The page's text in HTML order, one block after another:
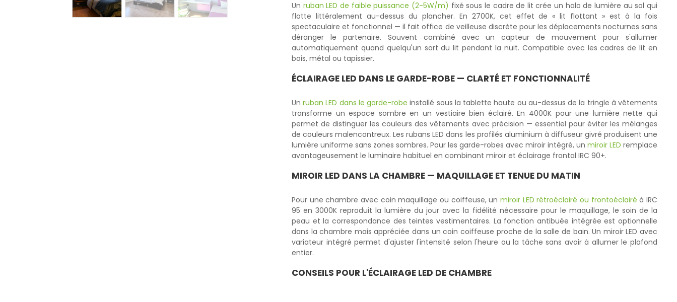
Un ruban LED de faible puissance (2-5W/m) fixé sous le cadre de lit crée un halo de lumière au sol qui
flotte littéralement au-dessus du plancher. En 2700K, cet effet de « lit flottant » est à la fois
spectaculaire et fonctionnel — il fait office de veilleuse discrète pour les déplacements nocturnes sans
déranger le partenaire. Souvent combiné avec un capteur de mouvement pour s'allumer
automatiquement quand quelqu'un sort du lit pendant la nuit. Compatible avec les cadres de lit en
bois, métal ou tapissier.
ÉCLAIRAGE LED DANS LE GARDE-ROBE — CLARTÉ ET FONCTIONNALITÉ
Unruban LED dans le garde-robe installé sous la tablette haute ou au-dessus de la tringle à vêtements
transforme un espace sombre en un vestiaire bien éclairé. En 4000K pour une lumière nette qui
permet de distinguer les couleurs des vêtements avec précision — essentiel pour éviter les mélanges
de couleurs malencontreux. Les rubans LED dans les profilés aluminium à diffuseur givré produisent une
lumière uniforme sans zones sombres. Pour les garde-robes avec miroir intégré, un miroir LED remplace
avantageusement le luminaire habituel en combinant miroir et éclairage frontal IRC 90+.
MIROIR LED DANS LA CHAMBRE — MAQUILLAGE ET TENUE DU MATIN
Pour une chambre avec coin maquillage ou coiffeuse, un miroir LED rétroéclairé ou frontoéclairé à IRC
95 en 3000K reproduit la lumière du jour avec la fidélité nécessaire pour le maquillage, le soin de la
peau et la correspondance des teintes vestimentaires. La fonction antibuée intégrée est optionnelle
dans la chambre mais appréciée dans un coin coiffeuse proche de la salle de bain. Un miroir LED avec
variateur intégré permet d'ajuster l'intensité selon l'heure ou la tâche sans avoir à allumer le plafond
entier.
CONSEILS POUR L'ÉCLAIRAGE LED DE CHAMBRE